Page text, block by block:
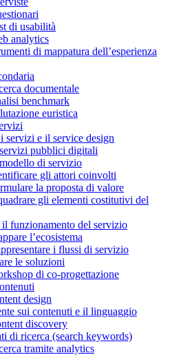
di usabilità
analytics
di mappatura dell’esperienza
documentale
benchmark
euristica
servizi e il service design
pubblici digitali
di servizio
gli attori coinvolti
la proposta di valore
gli elementi costitutivi del
funzionamento del servizio
l’ecosistema
i flussi di servizio
le soluzioni
di co-progettazione
design
sui contenuti e il linguaggio
discovery
di ricerca (search keywords)
tramite analytics